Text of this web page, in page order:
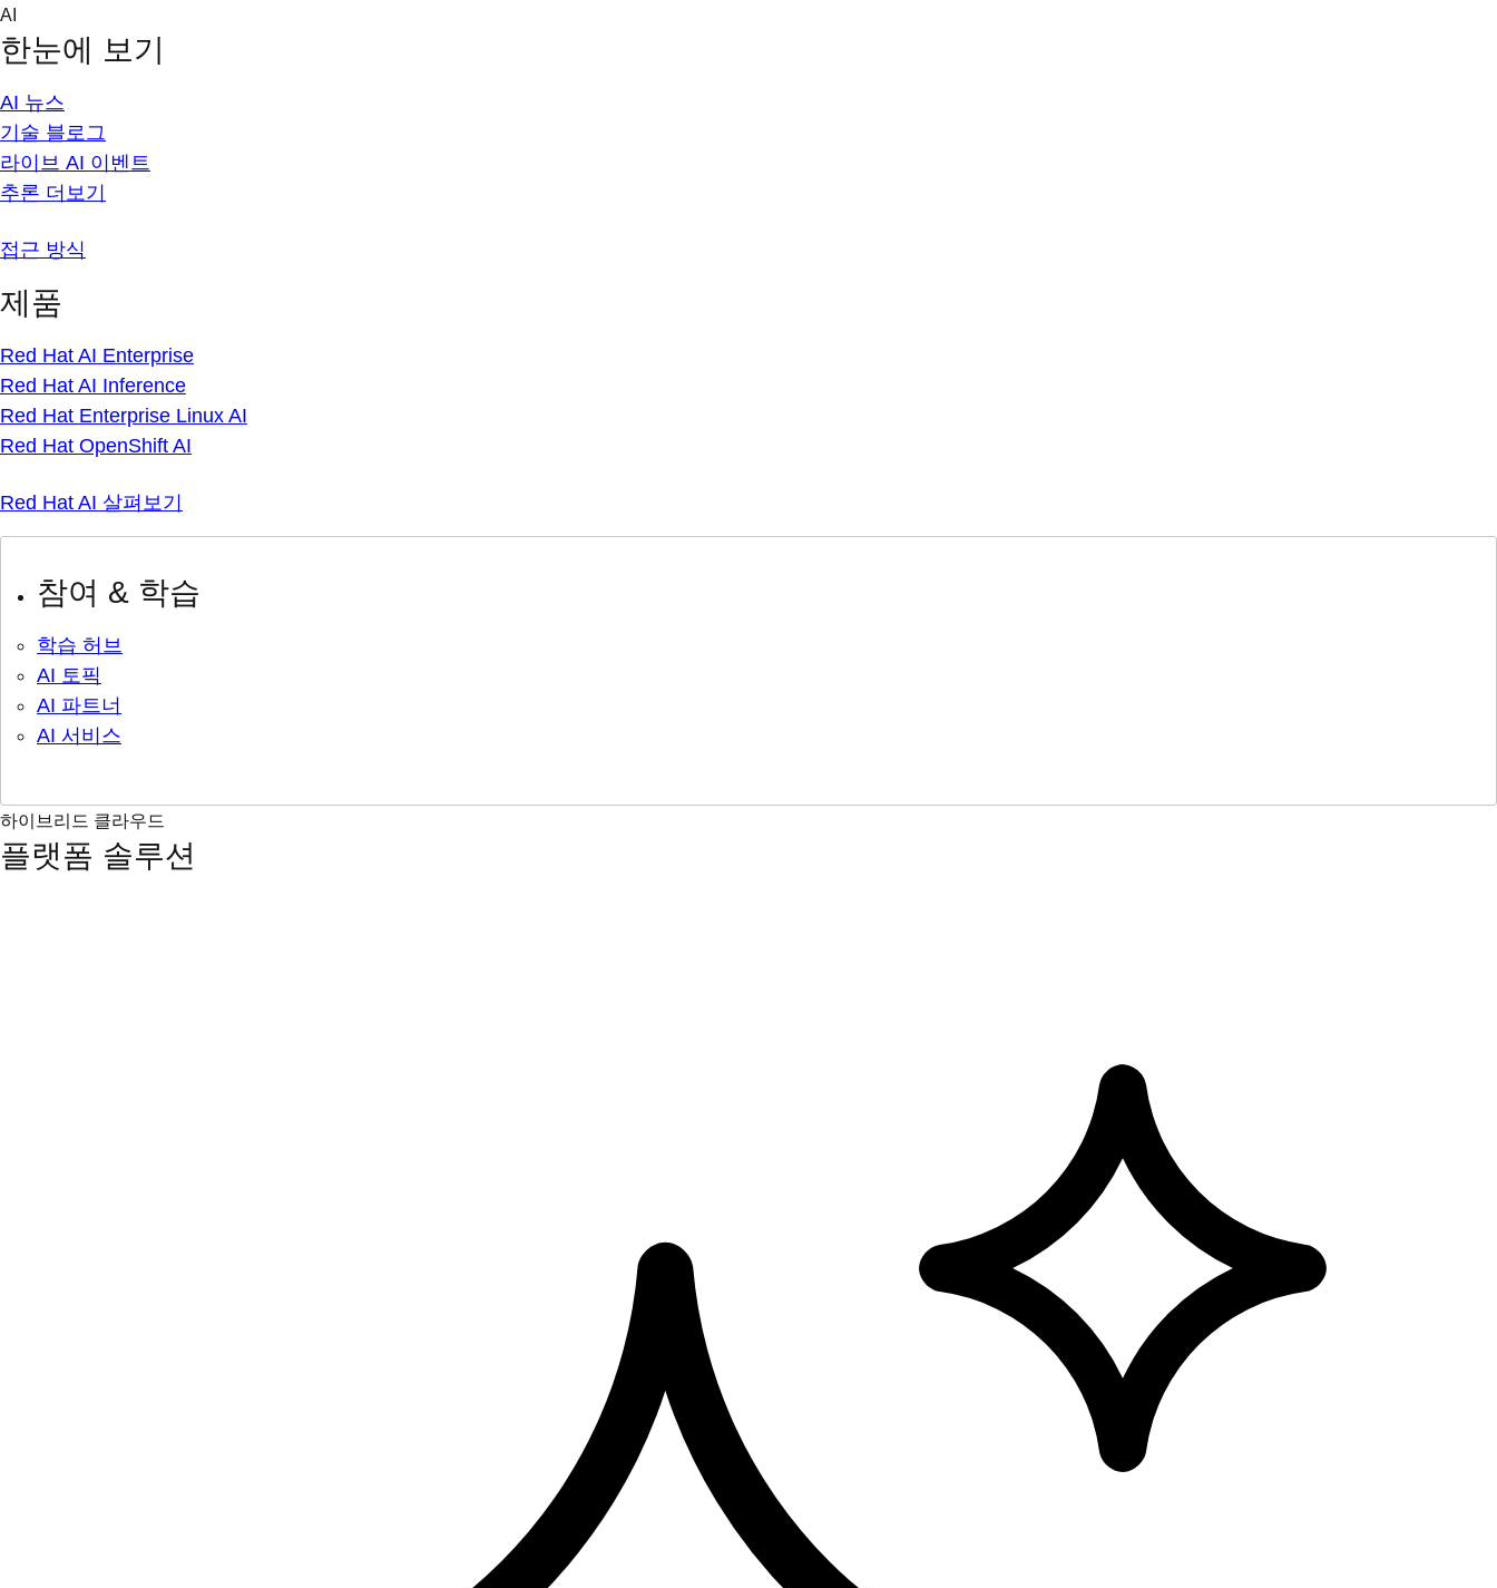
Skip
content
AI
한눈에 보기
AI 뉴스
기술 블로그
라이브 AI 이벤트
추론 더보기
접근 방식
제품
Red Hat AI Enterprise
Red Hat AI Inference
Red Hat Enterprise Linux AI
Red Hat OpenShift AI
Red Hat AI 살펴보기
참여 & 학습
학습 허브
AI 토픽
AI 파트너
AI 서비스
하이브리드 클라우드
플랫폼 솔루션